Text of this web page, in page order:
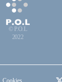
© P.O.L
2022
Cookies